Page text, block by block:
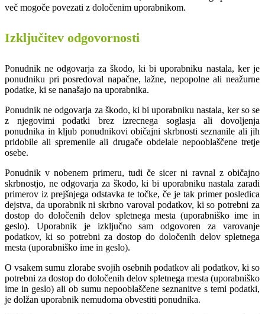
več mogoče povezati z določenim uporabnikom.
Izključitev odgovornosti
Ponudnik ne odgovarja za škodo, ki bi uporabniku nastala, ker je
ponudniku pri posredoval napačne, lažne, nepopolne ali neažurne
podatke, ki se nanašajo na uporabnika.
Ponudnik ne odgovarja za škodo, ki bi uporabniku nastala, ker so se
z njegovimi podatki brez izrecnega soglasja ali dovoljenja
ponudnika in kljub ponudnikovi običajni skrbnosti seznanile ali jih
pridobile ali spremenile ali drugače obdelale nepooblaščene tretje
osebe.
Ponudnik v nobenem primeru, tudi če sicer ni ravnal z običajno
skrbnostjo, ne odgovarja za škodo, ki bi uporabniku nastala zaradi
primerov iz prejšnjega odstavka te točke, če je tak primer posledica
dejstva, da uporabnik ni skrbno varoval podatkov, ki so potrebni za
dostop do določenih delov spletnega mesta (uporabniško ime in
geslo). Uporabnik je izključno sam odgovoren za varovanje
podatkov, ki so potrebni za dostop do določenih delov spletnega
mesta (uporabniško ime in geslo).
O vsakem sumu zlorabe svojih osebnih podatkov ali podatkov, ki so
potrebni za dostop do določenih delov spletnega mesta (uporabniško
ime in geslo) ali ob sumu nepooblaščene seznanitve s temi podatki,
je dolžan uporabnik nemudoma obvestiti ponudnika.